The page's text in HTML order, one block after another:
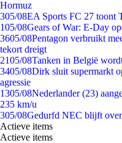
Hormuz
305/08EA Sports FC 27 toont
105/08Gears of War: E-Day
3605/08Pentagon verbruikt
tekort dreigt
2105/08Tanken in België
3405/08Dirk sluit supermarkt
agressie
1305/08Nederlander (23)
235 km/u
305/08Gedurfd NEC blijft
Actieve items
Actieve items